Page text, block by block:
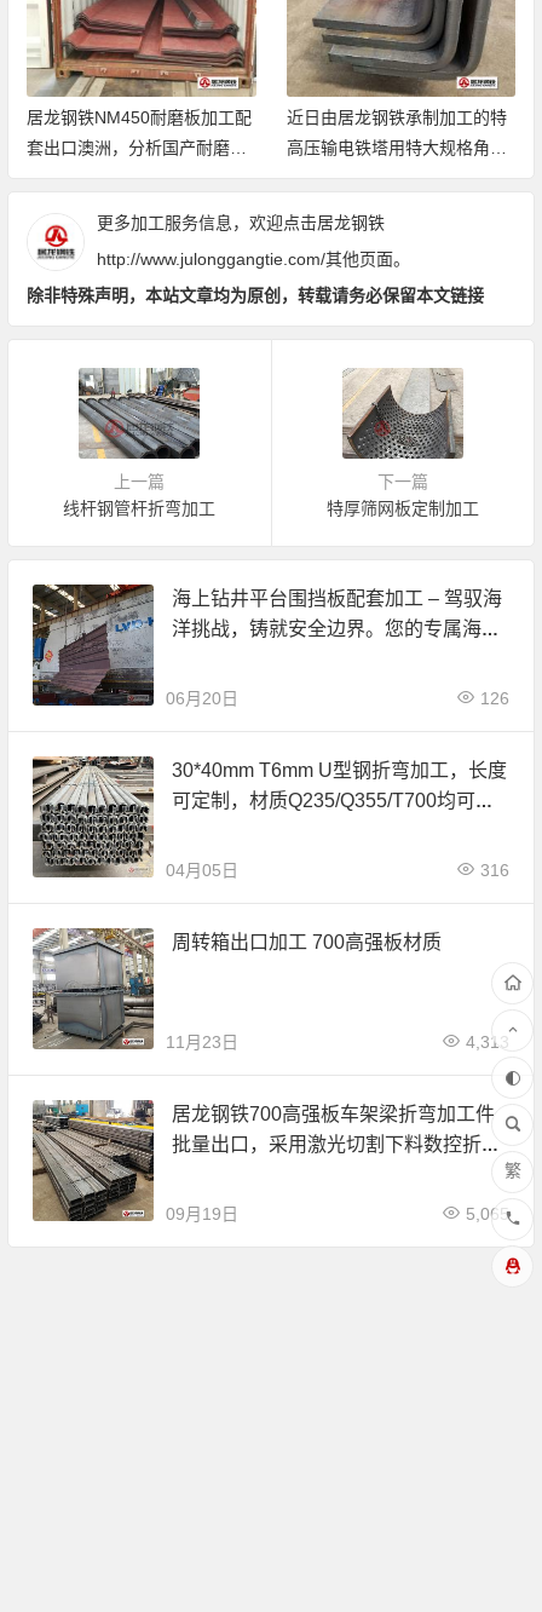
居龙钢铁NM450耐磨板加工配
套出口澳洲，分析国产耐磨板
性能，与澳洲客户多次对接，
出口。
近日由居龙钢铁承制加工的特
高压输电铁塔用特大规格角钢
顺利交付相关建设单位
更多加工服务信息，欢迎点击居龙钢铁
http://www.julonggangtie.com/其他页面。
除非特殊声明，本站文章均为原创，转载请务必保留本文链接
上一篇
线杆钢管杆折弯加工
下一篇
特厚筛网板定制加工
海上钻井平台围挡板配套加工 – 驾驭海
洋挑战，铸就安全边界。您的专属海上
06月20日 126
30*40mm T6mm U型钢折弯加工，长度
可定制，材质Q235/Q355/T700均可加
04月05日 316
周转箱出口加工 700高强板材质
11月23日 4,313
居龙钢铁700高强板车架梁折弯加工件
批量出口，采用激光切割下料数控折
09月19日 5,065
繁